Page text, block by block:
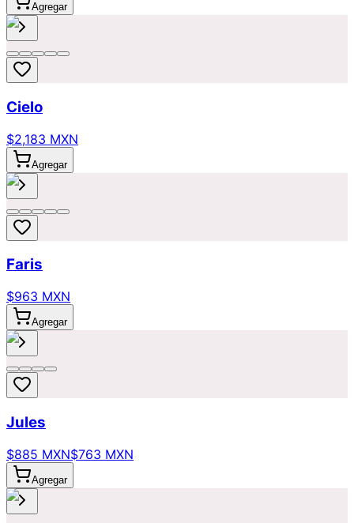
Agregar
Cielo
$2,183 MXN
Agregar
Faris
$963 MXN
Agregar
Jules
$885 MXN$763 MXN
Agregar